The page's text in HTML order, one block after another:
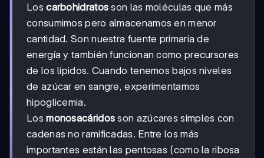
Loscarbohidratos son las moléculas que más
consumimos pero almacenamos en menor
cantidad. Son nuestra fuente primaria de
energía y también funcionan como precursores
de los lípidos. Cuando tenemos bajos niveles
de azúcar en sangre, experimentamos
hipoglicemia.
Losmonosacáridos son azúcares simples con
cadenas no ramificadas. Entre los más
importantes están las pentosas (como la ribosa